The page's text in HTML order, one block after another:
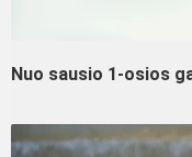
Nuo sausio 1-osios